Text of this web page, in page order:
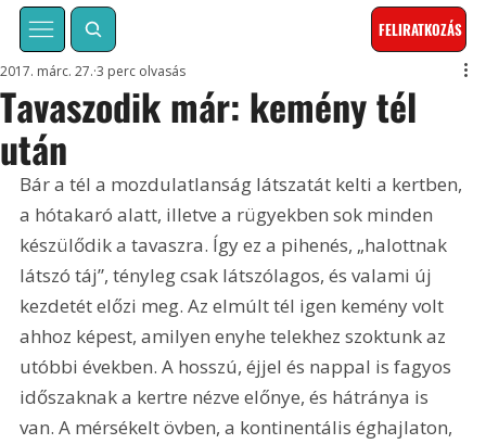
FELIRATKOZÁS
Tavaszodik már: kemény tél
után
2017. márc. 27. 3 perc olvasás
Bár a tél a mozdulatlanság látszatát kelti a kertben,
a hótakaró alatt, illetve a rügyekben sok minden
készülődik a tavaszra. Így ez a pihenés, „halottnak
látszó táj”, tényleg csak látszólagos, és valami új
kezdetét előzi meg. Az elmúlt tél igen kemény volt
ahhoz képest, amilyen enyhe telekhez szoktunk az
utóbbi években. A hosszú, éjjel és nappal is fagyos
időszaknak a kertre nézve előnye, és hátránya is
van. A mérsékelt övben, a kontinentális éghajlaton,